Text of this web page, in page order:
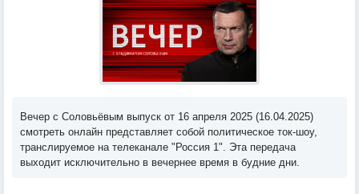
Вечер с Соловьёвым выпуск от 16 апреля 2025 (16.04.2025)
смотреть онлайн представляет собой политическое ток-шоу,
транслируемое на телеканале "Россия 1". Эта передача
выходит исключительно в вечернее время в будние дни.